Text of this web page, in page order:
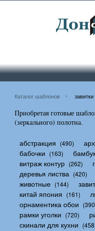
Каталог шаблонов завитки
Приобретая готовые
(зеркального) полотна.
абстракция (490)
бабочки (163)
витраж контур (262)
деревья листва (420)
животные (144)
китай япония (161)
орнаментика обои
рамки уголки (720)
скинали для кухни